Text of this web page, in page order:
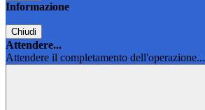
Informazione
Chiudi
Attendere...
Attendere il completamento dell'operazione...